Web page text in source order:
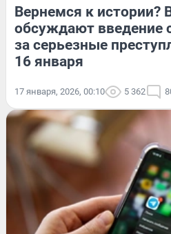
Вернемся к истории?
обсуждают введение
за серьезные
16 января
17 января, 2026, 00:10 5 362